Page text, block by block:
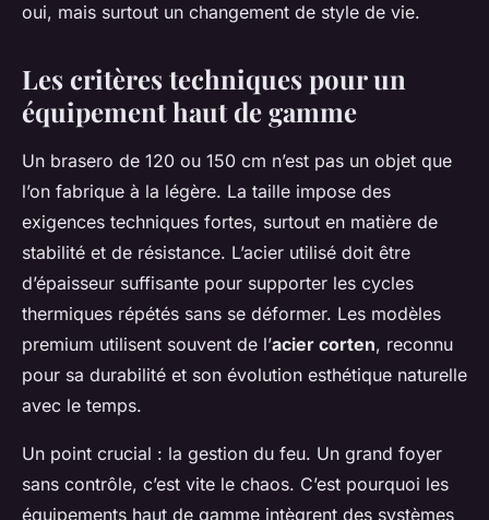
oui, mais surtout un changement de style de vie.
Les critères techniques pour un
équipement haut de gamme
Un brasero de 120 ou 150 cm n’est pas un objet que
l’on fabrique à la légère. La taille impose des
exigences techniques fortes, surtout en matière de
stabilité et de résistance. L’acier utilisé doit être
d’épaisseur suffisante pour supporter les cycles
thermiques répétés sans se déformer. Les modèles
premium utilisent souvent de l’acier corten, reconnu
pour sa durabilité et son évolution esthétique naturelle
avec le temps.
Un point crucial : la gestion du feu. Un grand foyer
sans contrôle, c’est vite le chaos. C’est pourquoi les
équipements haut de gamme intègrent des systèmes